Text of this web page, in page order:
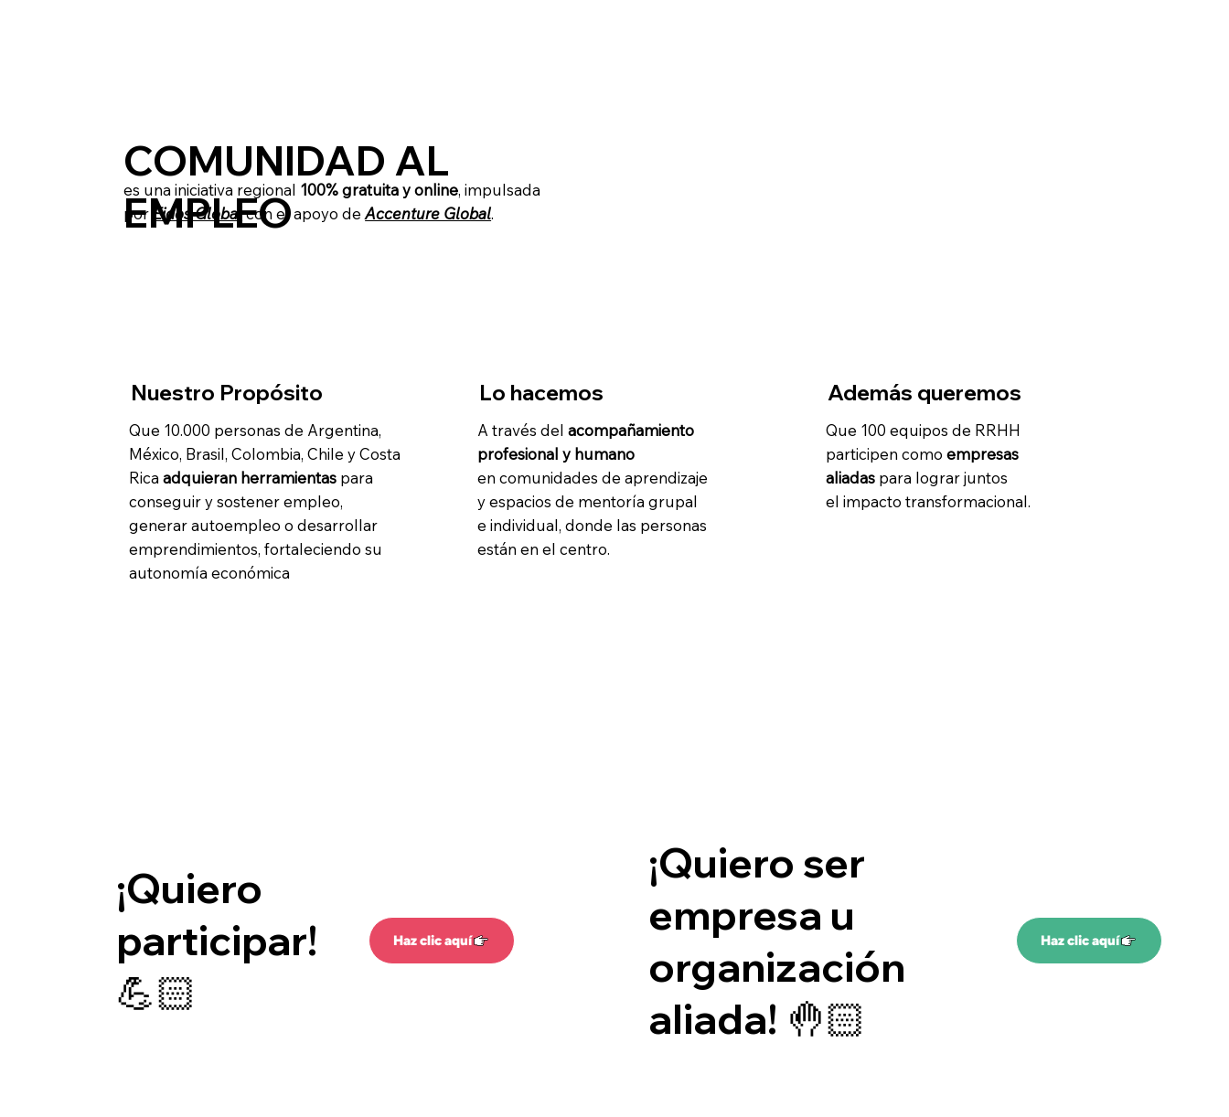
COMUNIDAD AL
EMPLEO
es una iniciativa regional 100% gratuita y online, impulsada
por Eidos Globalcon el apoyo deAccenture Global.
Nuestro Propósito
Que 10.000 personas de Argentina,
México, Brasil, Colombia, Chile y Costa
Rica adquieran herramientaspara
conseguir y sostener empleo,
generar autoempleo o desarrollar
emprendimientos, fortaleciendo su
autonomía económica
Lo hacemos
A través del acompañamiento
profesional y humano
en comunidades de aprendizaje
y espacios de mentoría grupal
e individual, donde las personas
están en el centro.
Además queremos
Que 100 equipos de RRHH
participen comoempresas
aliadas para lograr juntos
el impacto transformacional.
¡Quiero
participar!
💪🏻
Haz clic aquí
¡Quiero ser
empresa u
organización
aliada! 🤚🏻
Haz clic aquí